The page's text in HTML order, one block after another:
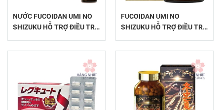
NƯỚC FUCOIDAN UMI NO
SHIZUKU HỖ TRỢ ĐIỀU TRỊ
FUCOIDAN UMI NO
SHIZUKU HỖ TRỢ ĐIỀU TRỊ